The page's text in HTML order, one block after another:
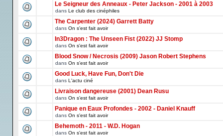
Le Seigneur des Anneaux - Peter Jackson - 2001 à 2003
dans Le club des cinéphiles
The Carpenter (2024) Garrett Batty
dans On s'est fait avoir
In3Dragon : The Unseen Fist (2022) JJ Stomp
dans On s'est fait avoir
Blood Snow / Necrosis (2009) Jason Robert Stephens
dans On s'est fait avoir
Good Luck, Have Fun, Don't Die
dans L'actu ciné
Livraison dangereuse (2001) Dean Rusu
dans On s'est fait avoir
Panique en Eaux Profondes - 2002 - Daniel Knauff
dans On s'est fait avoir
Behemoth - 2011 - W.D. Hogan
dans On s'est fait avoir